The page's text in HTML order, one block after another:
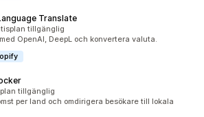
Translate
totalt tillgänglig
OpenAI, DeepL och konvertera valuta.
tillgänglig
per land och omdirigera besökare till lokala